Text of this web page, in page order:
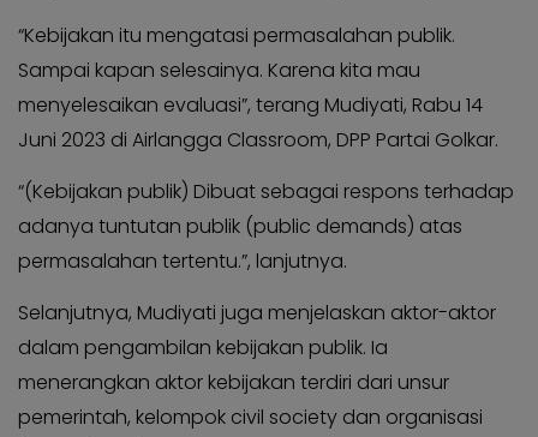
“Kebijakan itu mengatasi permasalahan publik.
Sampai kapan selesainya. Karena kita mau
menyelesaikan evaluasi”, terang Mudiyati, Rabu 14
Juni 2023 di Airlangga Classroom, DPP Partai Golkar.
“(Kebijakan publik) Dibuat sebagai respons terhadap
adanya tuntutan publik (public demands) atas
permasalahan tertentu.”, lanjutnya.
Selanjutnya, Mudiyati juga menjelaskan aktor-aktor
dalam pengambilan kebijakan publik. Ia
menerangkan aktor kebijakan terdiri dari unsur
pemerintah, kelompok civil society dan organisasi